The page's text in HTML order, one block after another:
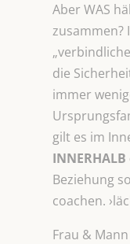
Aber WAS
zusammen?
die
immer
gilt es im
Beziehung
coachen.
Frau &